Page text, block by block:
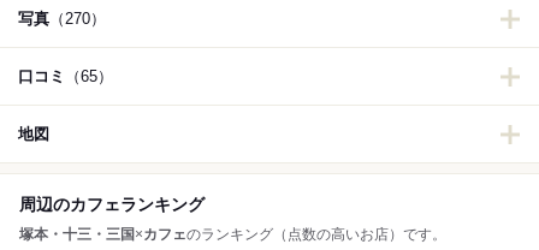
写真 （270）
口コミ （65）
地図
周辺のカフェランキング
塚本・十三・三国 ×カフェのランキング（点数の高いお店）です。